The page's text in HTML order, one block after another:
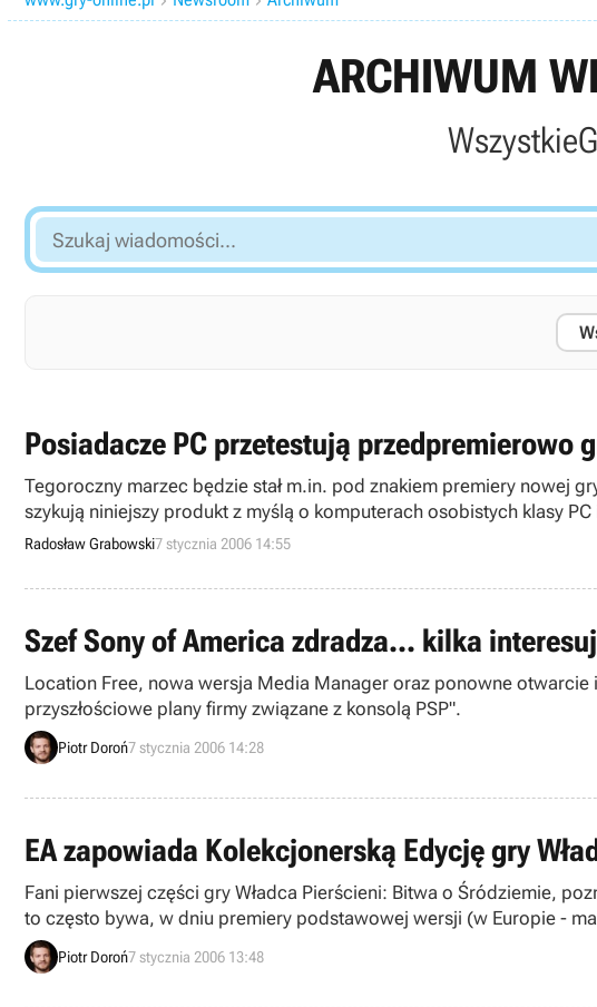
ARCHIWUM
Wszystkie
Szukaj
wiadomości...
Posiadacze PC przetestują przedpremierowo
Tegoroczny marzec będzie stał m.in. pod znakiem premiery nowej
szykują niniejszy produkt z myślą o komputerach osobistych klasy
zorganizować beta-testy. Właśnie trwają zapisy na te ostatnie.
Radosław Grabowski7 stycznia 2006 14:55
Szef Sony of America zdradza... kilka
Location Free, nowa wersja Media Manager oraz ponowne
przyszłościowe plany firmy związane z konsolą PSP".
Piotr Doroń7 stycznia 2006 14:28
EA zapowiada Kolekcjonerską Edycję gry
Fani pierwszej części gry Władca Pierścieni: Bitwa o Śródziemie,
to często bywa, w dniu premiery podstawowej wersji (w Europie - marzec 2006 roku) będą mogli również nabyć Edycję Kolekcjonerską, wzbogaconą o kilka szalenie
ciekawych rzeczy.
Piotr Doroń7 stycznia 2006 13:48